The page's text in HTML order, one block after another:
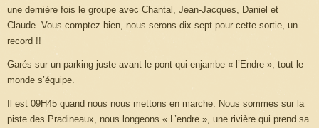
une dernière fois le groupe avec Chantal, Jean-Jacques, Daniel et
Claude. Vous comptez bien, nous serons dix sept pour cette sortie, un
record !!
Garés sur un parking juste avant le pont qui enjambe « l’Endre », tout le
monde s’équipe.
Il est 09H45 quand nous nous mettons en marche. Nous sommes sur la
piste des Pradineaux, nous longeons « L’endre », une rivière qui prend sa